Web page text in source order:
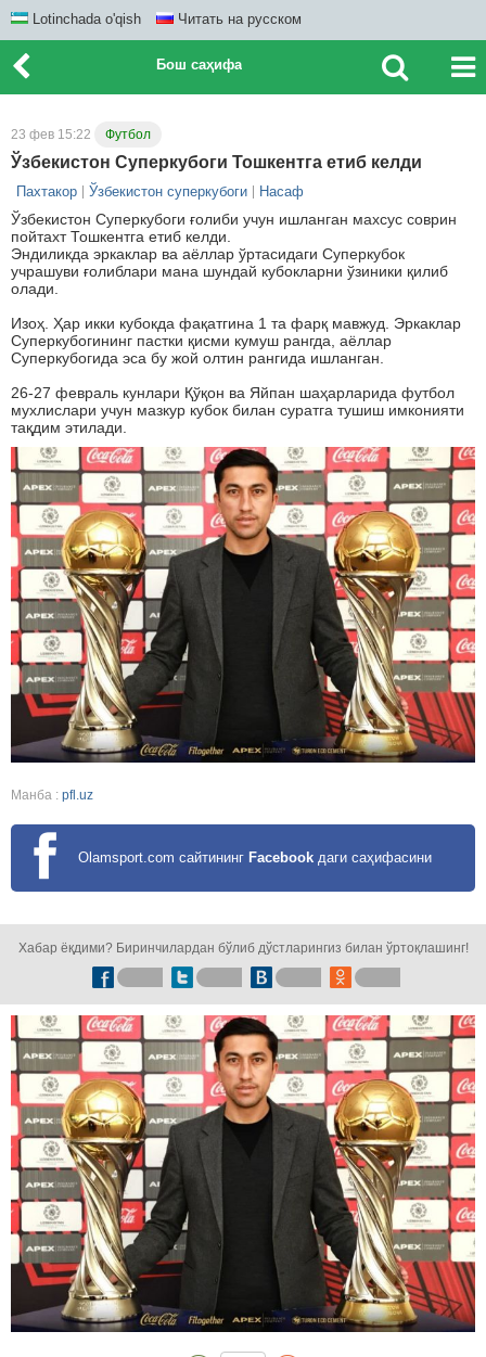
Lotinchada o'qish Читать на русском
Бош саҳифа
23 фев 15:22 Футбол
Ўзбекистон Суперкубоги Тошкентга етиб келди
Пахтакор Ўзбекистон суперкубоги Насаф
Ўзбекистон Суперкубоги ғолиби учун ишланган махсус соврин
пойтахт Тошкентга етиб келди.
Эндиликда эркаклар ва аёллар ўртасидаги Суперкубок
учрашуви ғолиблари мана шундай кубокларни ўзиники қилиб
олади.
Изоҳ. Ҳар икки кубокда фақатгина 1 та фарқ мавжуд. Эркаклар
Суперкубогининг пастки қисми кумуш рангда, аёллар
Суперкубогида эса бу жой олтин рангида ишланган.
26-27 февраль кунлари Қўқон ва Яйпан шаҳарларида футбол
мухлислари учун мазкур кубок билан суратга тушиш имконияти
тақдим этилади.
Манба : pfl.uz
Olamsport.com сайтининг Facebook даги саҳифасини
Хабар ёқдими? Биринчилардан бўлиб дўстларингиз билан ўртоқлашинг!